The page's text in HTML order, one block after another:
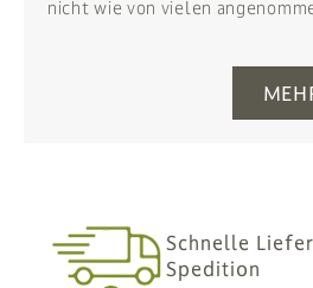
nicht wie von vielen
Schnelle
Spedition